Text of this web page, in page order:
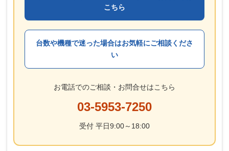
こちら
台数や機種で迷った場合はお気軽にご相談くださ
い
お電話でのご相談・お問合せはこちら
03-5953-7250
受付 平日9:00～18:00